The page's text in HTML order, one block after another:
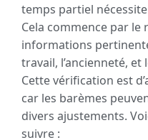
temps partiel
Cela commence par le
informations
travail, l’ancienneté,
Cette vérification est
car les barèmes
divers ajustements.
suivre :